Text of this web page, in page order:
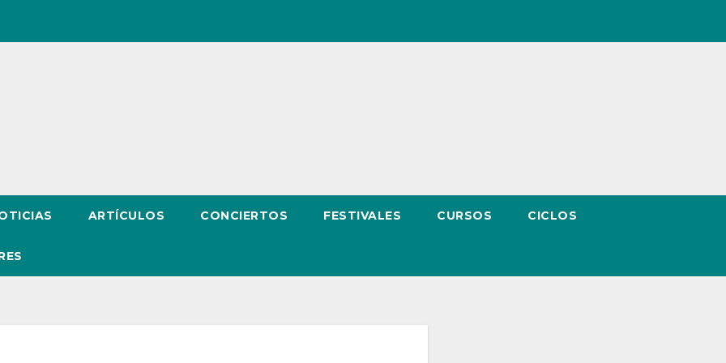
ARTÍCULOS CONCIERTOS FESTIVALES CURSOS CICLOS